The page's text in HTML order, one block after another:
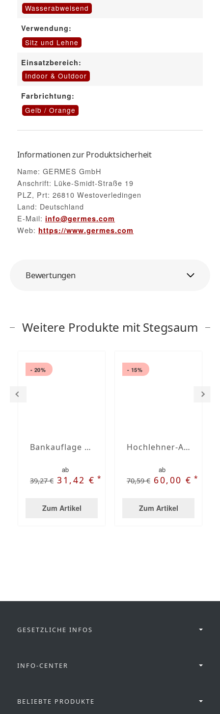
Wasserabweisend
Verwendung:
Sitz und Lehne
Einsatzbereich:
Indoor & Outdoor
Farbrichtung:
Gelb / Orange
Informationen zur Produktsicherheit
Name: GERMES GmbH
Anschrift: Lüke-Smidt-Straße 19
PLZ, Prt: 26810 Westoverledingen
Land: Deutschland
E-Mail: info@germes.com
Web: https://www.germes.com
Bewertungen
Weitere Produkte mit Stegsaum
- 20%
Bankauflage nach Maß mit Stegsaum
ab
39,27 € 31,42 €*
Zum Artikel
- 15%
Hochlehner-Auflagen mit Stegsaum nach Maß
ab
70,59 € 60,00 €*
Zum Artikel
GESETZLICHE INFOS
INFO-CENTER
BELIEBTE PRODUKTE